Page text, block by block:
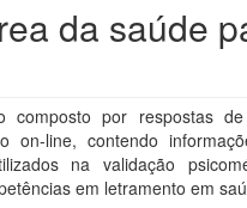
da saúde
composto por respostas
on-line, contendo
na validação
em letramento em